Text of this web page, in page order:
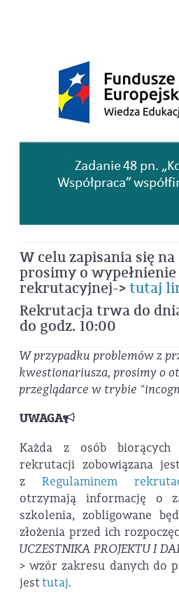
W celu zapisania się
prosimy o
rekrutacyjnej->tutaj
Rekrutacja trwa do
do godz. 10:00
W przypadku problemów z
kwestionariusza, prosimy o
przeglądarce w trybie
UWAGA
Każda z osób biorących
rekrutacji zobowiązana
z Regulaminem
otrzymają informację o
szkolenia, zobligowane
złożenia przed ich
UCZESTNIKA PROJEKTU I
> wzór zakresu danych do
jesttutaj.